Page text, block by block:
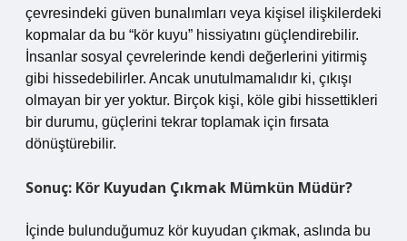
çevresindeki güven bunalımları veya kişisel ilişkilerdeki
kopmalar da bu “kör kuyu” hissiyatını güçlendirebilir.
İnsanlar sosyal çevrelerinde kendi değerlerini yitirmiş
gibi hissedebilirler. Ancak unutulmamalıdır ki, çıkışı
olmayan bir yer yoktur. Birçok kişi, köle gibi hissettikleri
bir durumu, güçlerini tekrar toplamak için fırsata
dönüştürebilir.
Sonuç: Kör Kuyudan Çıkmak Mümkün Müdür?
İçinde bulunduğumuz kör kuyudan çıkmak, aslında bu